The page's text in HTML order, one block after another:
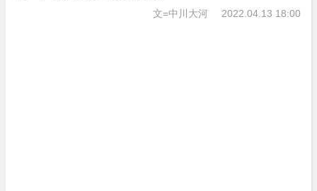
文=中川大河 2022.04.13 18:00